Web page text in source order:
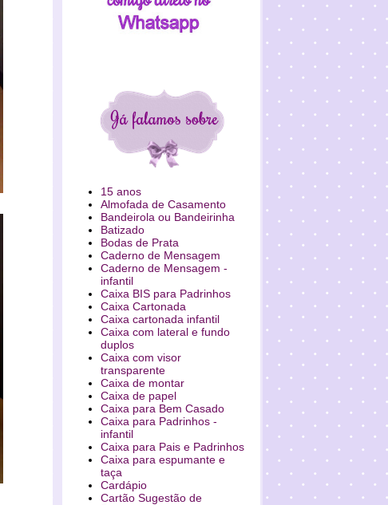
15 anos
Almofada de Casamento
Bandeirola ou Bandeirinha
Batizado
Bodas de Prata
Caderno de Mensagem
Caderno de Mensagem -
infantil
Caixa BIS para Padrinhos
Caixa Cartonada
Caixa cartonada infantil
Caixa com lateral e fundo
duplos
Caixa com visor
transparente
Caixa de montar
Caixa de papel
Caixa para Bem Casado
Caixa para Padrinhos -
infantil
Caixa para Pais e Padrinhos
Caixa para espumante e
taça
Cardápio
Cartão Sugestão de